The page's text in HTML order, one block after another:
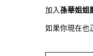
加入孫華姐姐
如果你現在也